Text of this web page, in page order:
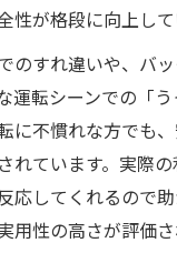
性が格段に向上して
のすれ違いや、バ
運転シーンでの「
に不慣れな方でも
れています。実際
応してくれるので
用性の高さが評価さ